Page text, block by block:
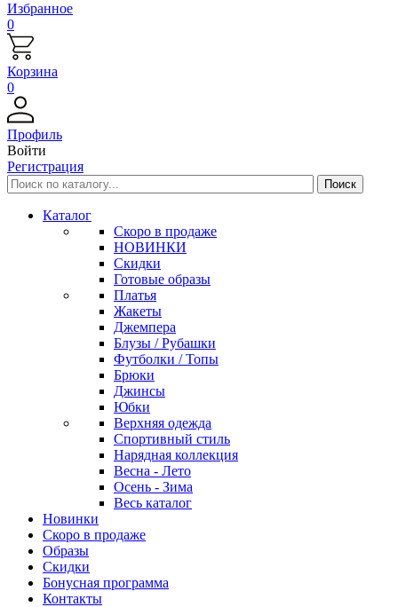
Избранное
0
Корзина
0
Профиль
Войти
Регистрация
Каталог
Скоро в продаже
НОВИНКИ
Скидки
Готовые образы
Платья
Жакеты
Джемпера
Блузы / Рубашки
Футболки / Топы
Брюки
Джинсы
Юбки
Верхняя одежда
Спортивный стиль
Нарядная коллекция
Весна - Лето
Осень - Зима
Весь каталог
Новинки
Скоро в продаже
Образы
Скидки
Бонусная программа
Контакты